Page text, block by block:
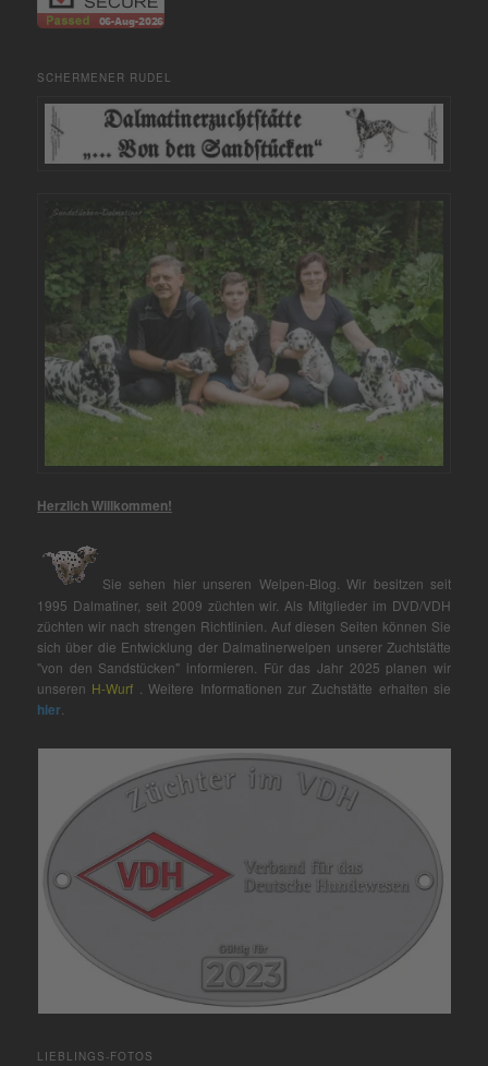
SCHERMENER RUDEL
Herzlich Willkommen!
Sie sehen hier unseren Welpen-Blog. Wir besitzen seit
1995 Dalmatiner, seit 2009 züchten wir. Als Mitglieder im DVD/VDH
züchten wir nach strengen Richtlinien. Auf diesen Seiten können Sie
sich über die Entwicklung der Dalmatinerwelpen unserer Zuchtstätte
"von den Sandstücken" informieren. Für das Jahr 2025 planen wir
unseren H-Wurf . Weitere Informationen zur Zuchstätte erhalten sie
hier
LIEBLINGS-FOTOS